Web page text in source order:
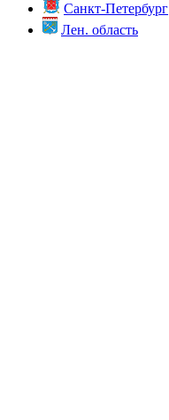
Санкт-Петербург
Лен. область